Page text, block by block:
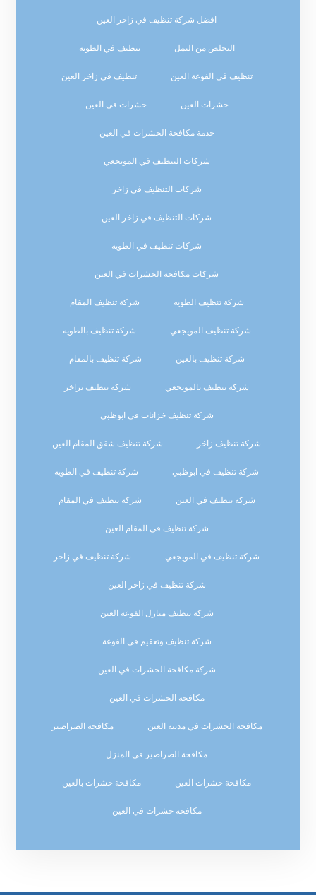
افضل شركة تنظيف في زاخر العين
التخلص من النمل تنظيف في الطويه
تنظيف في الفوعة العين تنظيف في زاخر العين
حشرات العين حشرات في العين
خدمة مكافحة الحشرات في العين
شركات التنظيف في المويجعي
شركات التنظيف في زاخر
شركات التنظيف في زاخر العين
شركات تنظيف في الطويه
شركات مكافحة الحشرات في العين
شركة تنظيف الطويه شركة تنظيف المقام
شركة تنظيف المويجعي شركة تنظيف بالطويه
شركة تنظيف بالعين شركة تنظيف بالمقام
شركة تنظيف بالمويجعي شركة تنظيف بزاخر
شركة تنظيف خزانات في ابوظبي
شركة تنظيف زاخر شركة تنظيف شقق المقام العين
شركة تنظيف في ابوظبي شركة تنظيف في الطويه
شركة تنظيف في العين شركة تنظيف في المقام
شركة تنظيف في المقام العين
شركة تنظيف في المويجعي شركة تنظيف في زاخر
شركة تنظيف في زاخر العين
شركة تنظيف منازل الفوعة العين
شركة تنظيف وتعقيم في الفوعة
شركة مكافحة الحشرات في العين
مكافحة الحشرات في العين
مكافحة الحشرات في مدينة العين مكافحة الصراصير
مكافحة الصراصير في المنزل
مكافحة حشرات العين مكافحة حشرات بالعين
مكافحة حشرات في العين